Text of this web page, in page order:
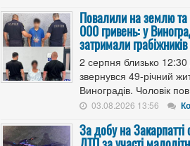
Повалили на землю та
000 гривень: у
затримали грабіжників
2 серпня близько 12:30
звернувся 49-річний
Виноградів. Чоловік
03.08.2026 13:56
За добу на Закарпатті